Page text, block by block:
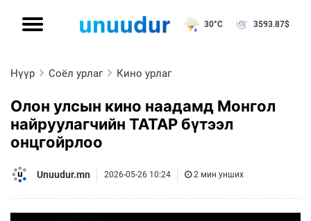
30°C 3593.87$
Нүүр Соёл урлаг Кино урлаг
Олон улсын кино наадамд Монгол
найруулагчийн ТАТАР бүтээл
онцгойрлоо
Unuudur.mn 2026-05-26 10:24 2 мин унших